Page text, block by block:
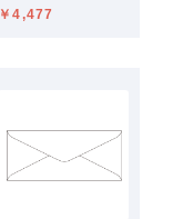
￥4,477